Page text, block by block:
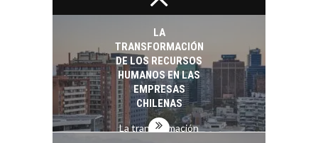
startups…
LA
TRANSFORMACIÓN
DE LOS RECURSOS
HUMANOS EN LAS
EMPRESAS
CHILENAS
La transformación